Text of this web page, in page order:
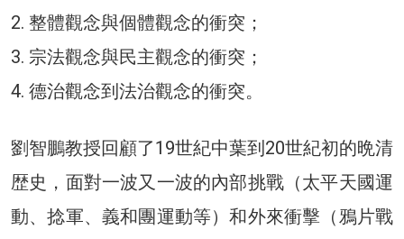
2. 整體觀念與個體觀念的衝突；
3. 宗法觀念與民主觀念的衝突；
4. 德治觀念到法治觀念的衝突。
劉智鵬教授回顧了19世紀中葉到20世紀初的晩清
歴史，面對一波又一波的內部挑戰（太平天國運
動、捻軍、義和團運動等）和外來衝擊（鴉片戰